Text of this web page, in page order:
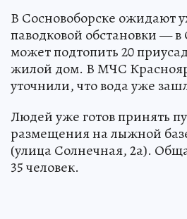
В Сосновоборске ожидают
паводковой обстановки —
может подтопить 20
жилой дом. В МЧС
уточнили, что вода уже
Людей уже готов принять
размещения на лыжной
(улица Солнечная, 2а).
35 человек.